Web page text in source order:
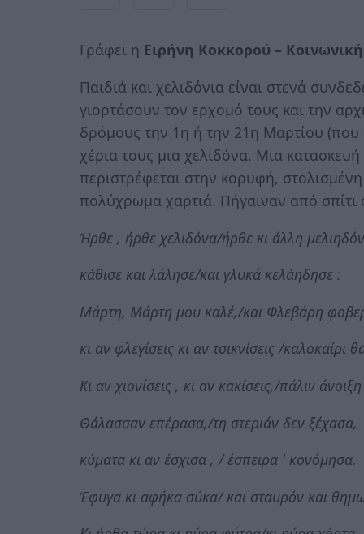
Γράφει η Ειρήνη Κοκκορού –
Παιδιά και χελιδόνια είναι στενά
γιορτάσουν τον ερχομό τους και την
δρόμους την 1η ή την 21η Μαρτίου (που
χέρια τους μια χελιδόνα. Μια
περιστρέφεται στην κορυφή,
πολύχρωμα χαρτιά. Πήγαιναν από σπίτι
Ήρθε , ήρθε χελιδόνα/ήρθε κι άλλη
κάθισε και λάλησε/και γλυκά κελάηδησε :
Μάρτη, Μάρτη μου καλέ,/και Φλεβάρη
κι αν φλεγίσεις κι αν τσικνίσεις /καλοκαίρι
Κι αν χιονίσεις , κι αν κακίσεις,/πάλιν
Θάλασσαν επέρασα,/τη στεριάν δεν ξέχασα,
κύματα κι αν έσχισα , / έσπειρα ' κονόμησα.
Έφυγα κι αφήκα σύκα/ και σταυρόν και